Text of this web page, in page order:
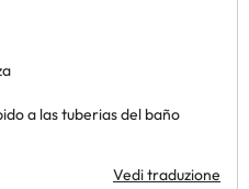
a las tuberias del baño
Vedi traduzione